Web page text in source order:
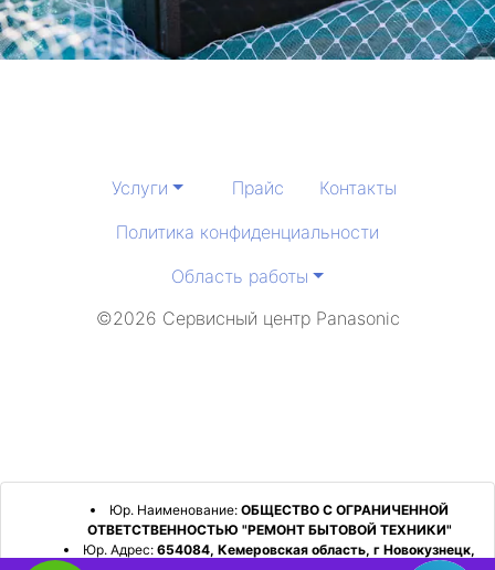
Услуги Прайс
Контакты
Политика конфиденциальности
Область работы
©2026 Сервисный центр Panasonic
Юр. Наименование: ОБЩЕСТВО С ОГРАНИЧЕННОЙ
ОТВЕТСТВЕННОСТЬЮ "РЕМОНТ БЫТОВОЙ ТЕХНИКИ"
Юр. Адрес: 654084, Кемеровская область, г Новокузнецк,